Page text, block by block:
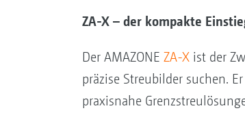
ZA-X – der kompakte
Der AMAZONE ZA-Xist der
präzise Streubilder suchen.
praxisnahe